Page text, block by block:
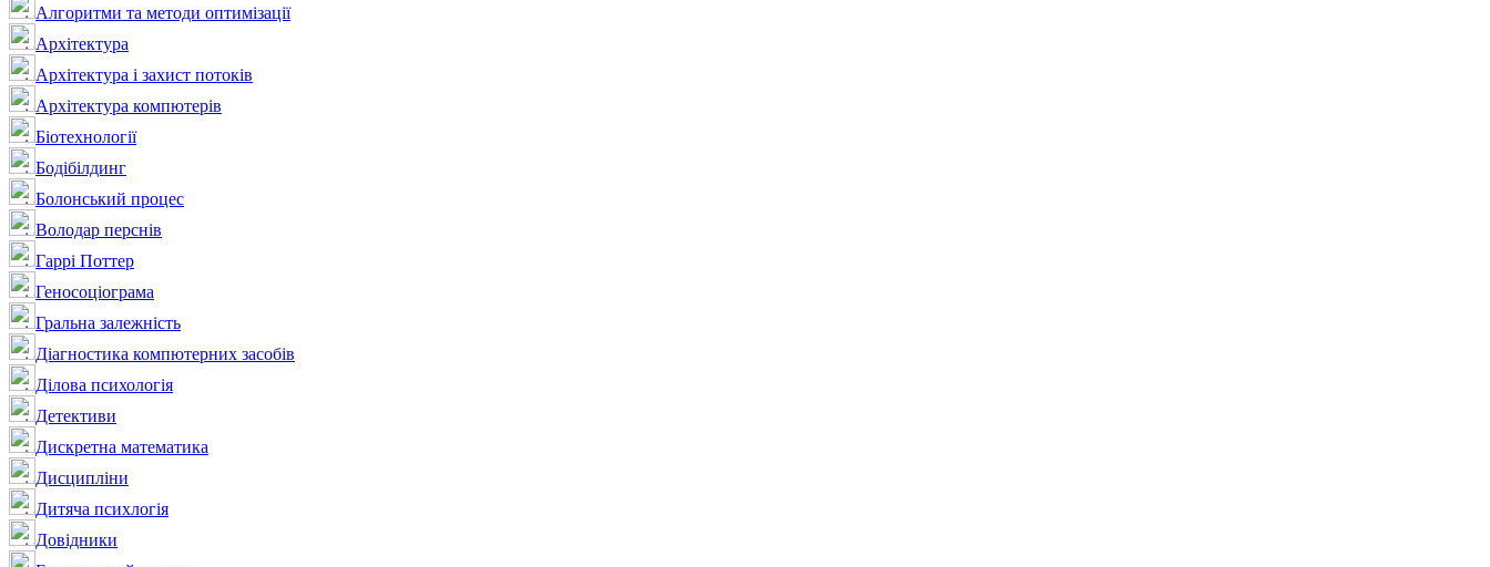
Алгоритми та методи оптимізації
Архітектура
Архітектура і захист потоків
Архітектура компютерів
Біотехнології
Бодібілдинг
Болонський процес
Володар перснів
Гаррі Поттер
Геносоціограма
Гральна залежність
Діагностика компютерних засобів
Ділова психологія
Детективи
Дискретна математика
Дисципліни
Дитяча психлогія
Довідники